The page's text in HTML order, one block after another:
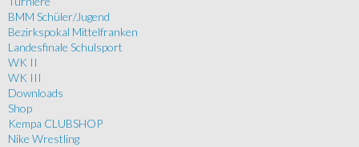
BMM Schüler/Jugend
Bezirkspokal Mittelfranken
Landesfinale Schulsport
WK II
WK III
Downloads
Shop
Kempa CLUBSHOP
Nike Wrestling